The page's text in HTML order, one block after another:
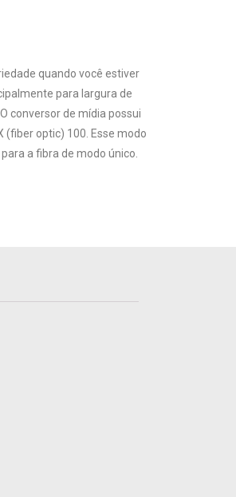
quando você estiver
para largura de
conversor de mídia possui
(fiber optic) 100. Esse modo
a fibra de modo único.